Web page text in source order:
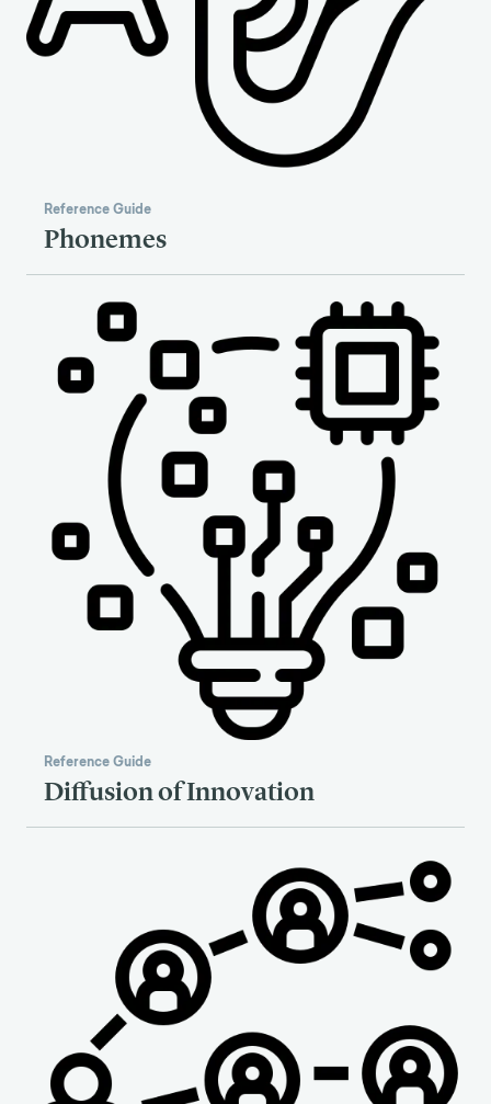
Reference Guide
Phonemes
Reference Guide
Diffusion of Innovation